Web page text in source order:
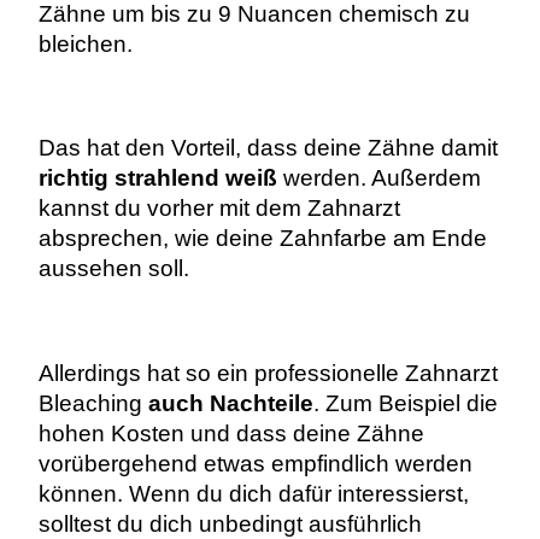
Zähne um bis zu 9 Nuancen chemisch zu
bleichen.
Das hat den Vorteil, dass deine Zähne damit
richtig strahlend weiß werden. Außerdem
kannst du vorher mit dem Zahnarzt
absprechen, wie deine Zahnfarbe am Ende
aussehen soll.
Allerdings hat so ein professionelle Zahnarzt
Bleaching auch Nachteile. Zum Beispiel die
hohen Kosten und dass deine Zähne
vorübergehend etwas empfindlich werden
können. Wenn du dich dafür interessierst,
solltest du dich unbedingt ausführlich